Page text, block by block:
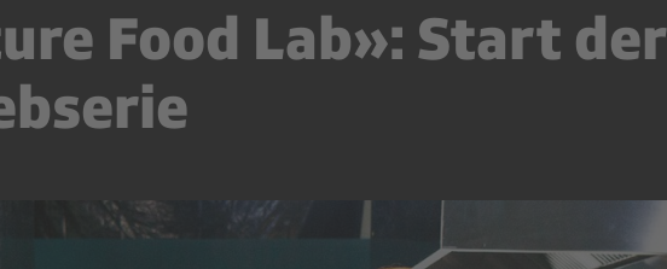
Food Lab»: Start der